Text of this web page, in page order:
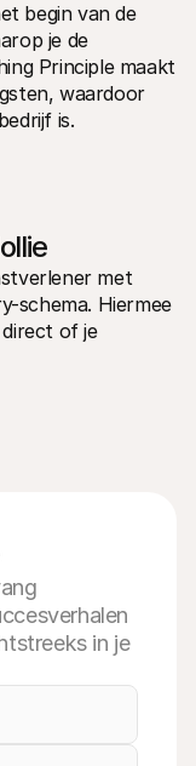
begin van de
je de
Principle maakt
waardoor
is.
met
schema. Hiermee
of je
in je